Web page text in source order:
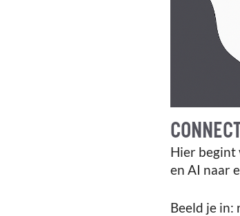
Hier begint
en AI naar
Beeld je